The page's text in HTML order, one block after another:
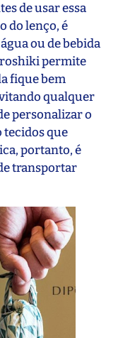
de usar essa
do lenço, é
ou de bebida
permite
fique bem
qualquer
personalizar o
tecidos que
portanto, é
transportar